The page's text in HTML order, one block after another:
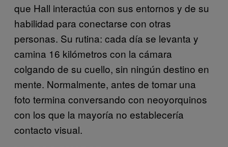
que Hall interactúa con sus entornos y de su
habilidad para conectarse con otras
personas. Su rutina: cada día se levanta y
camina 16 kilómetros con la cámara
colgando de su cuello, sin ningún destino en
mente. Normalmente, antes de tomar una
foto termina conversando con neoyorquinos
con los que la mayoría no establecería
contacto visual.